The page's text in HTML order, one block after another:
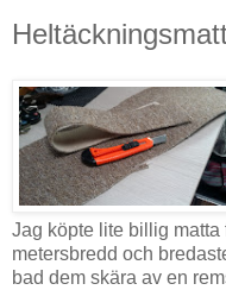
Jag köpte lite billig
metersbredd och
bad dem skära av en